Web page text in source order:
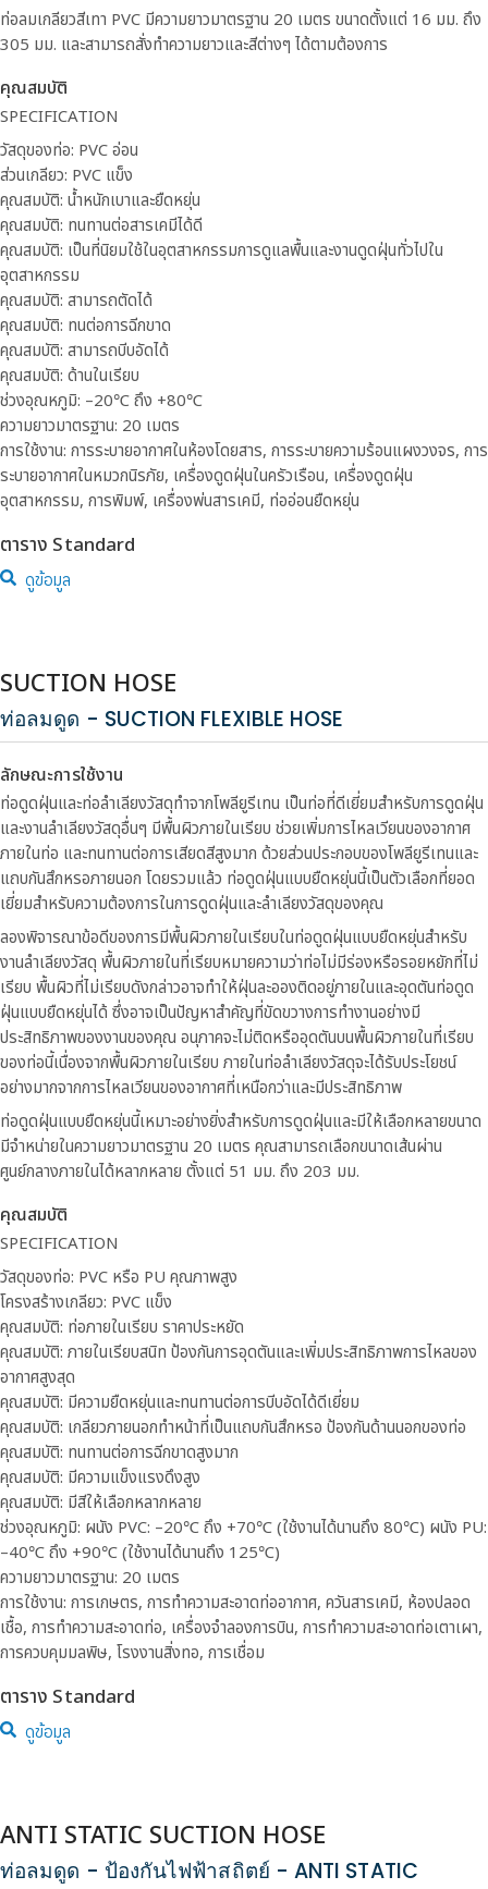
ท่อลมเกลียวสีเทา PVC มีความยาวมาตรฐาน 20 เมตร ขนาดตั้งแต่ 16 มม. ถึง
305 มม. และสามารถสั่งทำความยาวและสีต่างๆ ได้ตามต้องการ
คุณสมบัติ
SPECIFICATION
วัสดุของท่อ: PVC อ่อน
ส่วนเกลียว: PVC แข็ง
คุณสมบัติ: น้ำหนักเบาและยืดหยุ่น
คุณสมบัติ: ทนทานต่อสารเคมีได้ดี
คุณสมบัติ: เป็นที่นิยมใช้ในอุตสาหกรรมการดูแลพื้นและงานดูดฝุ่นทั่วไปใน
อุตสาหกรรม
คุณสมบัติ: สามารถตัดได้
คุณสมบัติ: ทนต่อการฉีกขาด
คุณสมบัติ: สามารถบีบอัดได้
คุณสมบัติ: ด้านในเรียบ
ช่วงอุณหภูมิ: –20℃ ถึง +80℃
ความยาวมาตรฐาน: 20 เมตร
การใช้งาน: การระบายอากาศในห้องโดยสาร, การระบายความร้อนแผงวงจร, การ
ระบายอากาศในหมวกนิรภัย, เครื่องดูดฝุ่นในครัวเรือน, เครื่องดูดฝุ่น
อุตสาหกรรม, การพิมพ์, เครื่องพ่นสารเคมี, ท่ออ่อนยืดหยุ่น
ตาราง Standard
ดูข้อมูล
SUCTION HOSE
ท่อลมดูด - SUCTION FLEXIBLE HOSE
ลักษณะการใช้งาน
ท่อดูดฝุ่นและท่อลำเลียงวัสดุทำจากโพลียูรีเทน เป็นท่อที่ดีเยี่ยมสำหรับการดูดฝุ่น
และงานลำเลียงวัสดุอื่นๆ มีพื้นผิวภายในเรียบ ช่วยเพิ่มการไหลเวียนของอากาศ
ภายในท่อ และทนทานต่อการเสียดสีสูงมาก ด้วยส่วนประกอบของโพลียูรีเทนและ
แถบกันสึกหรอภายนอก โดยรวมแล้ว ท่อดูดฝุ่นแบบยืดหยุ่นนี้เป็นตัวเลือกที่ยอด
เยี่ยมสำหรับความต้องการในการดูดฝุ่นและลำเลียงวัสดุของคุณ
ลองพิจารณาข้อดีของการมีพื้นผิวภายในเรียบในท่อดูดฝุ่นแบบยืดหยุ่นสำหรับ
งานลำเลียงวัสดุ พื้นผิวภายในที่เรียบหมายความว่าท่อไม่มีร่องหรือรอยหยักที่ไม่
เรียบ พื้นผิวที่ไม่เรียบดังกล่าวอาจทำให้ฝุ่นละอองติดอยู่ภายในและอุดตันท่อดูด
ฝุ่นแบบยืดหยุ่นได้ ซึ่งอาจเป็นปัญหาสำคัญที่ขัดขวางการทำงานอย่างมี
ประสิทธิภาพของงานของคุณ อนุภาคจะไม่ติดหรืออุดตันบนพื้นผิวภายในที่เรียบ
ของท่อนี้เนื่องจากพื้นผิวภายในเรียบ ภายในท่อลำเลียงวัสดุจะได้รับประโยชน์
อย่างมากจากการไหลเวียนของอากาศที่เหนือกว่าและมีประสิทธิภาพ
ท่อดูดฝุ่นแบบยืดหยุ่นนี้เหมาะอย่างยิ่งสำหรับการดูดฝุ่นและมีให้เลือกหลายขนาด
มีจำหน่ายในความยาวมาตรฐาน 20 เมตร คุณสามารถเลือกขนาดเส้นผ่าน
ศูนย์กลางภายในได้หลากหลาย ตั้งแต่ 51 มม. ถึง 203 มม.
คุณสมบัติ
SPECIFICATION
วัสดุของท่อ: PVC หรือ PU คุณภาพสูง
โครงสร้างเกลียว: PVC แข็ง
คุณสมบัติ: ท่อภายในเรียบ ราคาประหยัด
คุณสมบัติ: ภายในเรียบสนิท ป้องกันการอุดตันและเพิ่มประสิทธิภาพการไหลของ
อากาศสูงสุด
คุณสมบัติ: มีความยืดหยุ่นและทนทานต่อการบีบอัดได้ดีเยี่ยม
คุณสมบัติ: เกลียวภายนอกทำหน้าที่เป็นแถบกันสึกหรอ ป้องกันด้านนอกของท่อ
คุณสมบัติ: ทนทานต่อการฉีกขาดสูงมาก
คุณสมบัติ: มีความแข็งแรงดึงสูง
คุณสมบัติ: มีสีให้เลือกหลากหลาย
ช่วงอุณหภูมิ: ผนัง PVC: –20℃ ถึง +70℃ (ใช้งานได้นานถึง 80℃) ผนัง PU:
–40℃ ถึง +90℃ (ใช้งานได้นานถึง 125℃)
ความยาวมาตรฐาน: 20 เมตร
การใช้งาน: การเกษตร, การทำความสะอาดท่ออากาศ, ควันสารเคมี, ห้องปลอด
เชื้อ, การทำความสะอาดท่อ, เครื่องจำลองการบิน, การทำความสะอาดท่อเตาเผา,
การควบคุมมลพิษ, โรงงานสิ่งทอ, การเชื่อม
ตาราง Standard
ดูข้อมูล
ANTI STATIC SUCTION HOSE
ท่อลมดูด - ป้องกันไฟฟ้าสถิตย์ - ANTI STATIC